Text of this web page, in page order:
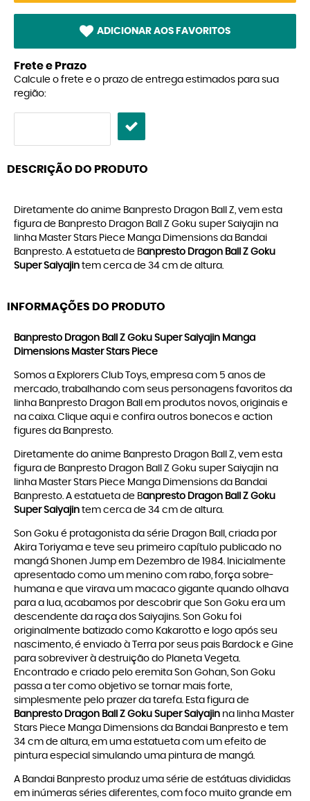
ADICIONAR AOS FAVORITOS
Frete e Prazo
Calcule o frete e o prazo de entrega estimados para sua
região:
DESCRIÇÃO DO PRODUTO
Diretamente do anime Banpresto Dragon Ball Z, vem esta
figura de Banpresto Dragon Ball Z Goku super Saiyajin na
linha Master Stars Piece Manga Dimensions da Bandai
Banpresto. A estatueta de Banpresto Dragon Ball Z Goku
Super Saiyajin tem cerca de 34 cm de altura.
INFORMAÇÕES DO PRODUTO
Banpresto Dragon Ball Z Goku Super Saiyajin Manga
Dimensions Master Stars Piece
Somos a Explorers Club Toys, empresa com 5 anos de
mercado, trabalhando com seus personagens favoritos da
linha Banpresto Dragon Ball
em produtos novos, originais e
na caixa. Clique aqui e confira outros bonecos e action
figures da Banpresto.
Diretamente do anime Banpresto Dragon Ball Z, vem esta
figura de Banpresto Dragon Ball Z Goku super Saiyajin na
linha Master Stars Piece Manga Dimensions da Bandai
Banpresto. A estatueta de Banpresto Dragon Ball Z Goku
Super Saiyajin tem cerca de 34 cm de altura.
Son Goku é protagonista da série Dragon Ball, criada por
Akira Toriyama e teve seu primeiro capítulo publicado no
mangá Shonen Jump em Dezembro de 1984. Inicialmente
apresentado como um menino com rabo, força sobre-
humana e que virava um macaco gigante quando olhava
para a lua, acabamos por descobrir que Son Goku era um
descendente da raça dos Saiyajins. Son Goku foi
originalmente batizado como Kakarotto e logo após seu
nascimento, é enviado à Terra por seus pais Bardock e Gine
para sobreviver à destruição do Planeta Vegeta.
Encontrado e criado pelo eremita Son Gohan, Son Goku
passa a ter como objetivo se tornar mais forte,
simplesmente pelo prazer da tarefa. Esta figura de
Banpresto Dragon Ball Z Goku Super Saiyajin na linha Master
Stars Piece Manga Dimensions da Bandai Banpresto e tem
34 cm de altura, em uma estatueta com um efeito de
pintura especial simulando uma pintura de mangá.
A Bandai Banpresto produz uma série de estátuas divididas
em inúmeras séries diferentes, com foco muito grande em